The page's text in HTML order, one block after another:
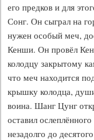
его предков и для
Сонг. Он сыграл на
нужен особый меч,
Кенши. Он провёл
колодцу закрытому
что меч находится
крышку колодца,
воина. Шанг Цунг
оставил
незадолго до